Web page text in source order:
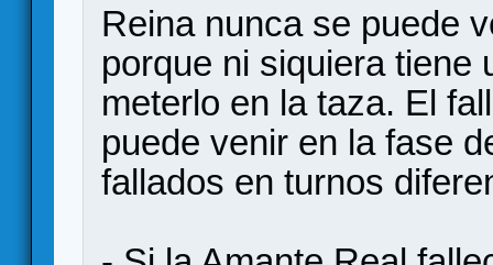
Reina nunca se puede
porque ni siquiera tiene
meterlo en la taza. El
puede venir en la fase
fallados en turnos